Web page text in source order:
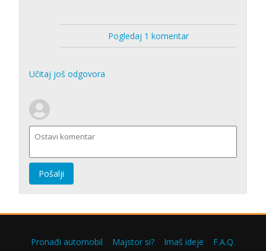
Pogledaj 1 komentar
Učitaj još odgovora
Pošalji
Pronađi automobil Majstor si? Imaš ideje F.A.Q.